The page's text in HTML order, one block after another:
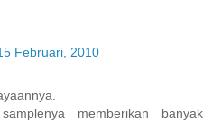
Februari, 2010
memberikan banyak